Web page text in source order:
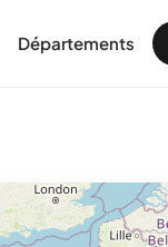
Départements